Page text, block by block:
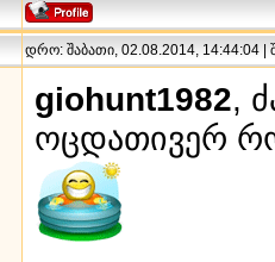
დრო: შაბათი, 02.08.2014, 14:44:04 |
giohunt1982,
ოცდათივერ